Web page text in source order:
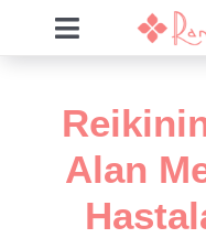
Toggle
Eğitimler
Alan